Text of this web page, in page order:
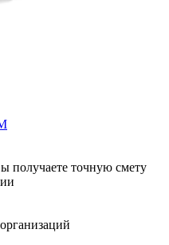
получаете точную смету